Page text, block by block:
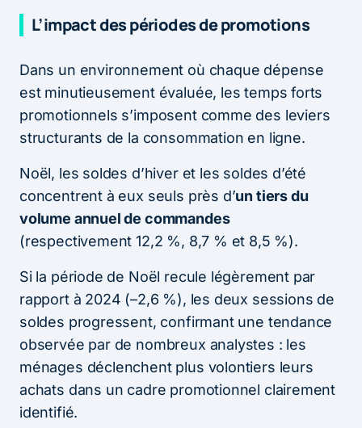
L’impact des périodes de promotions
Dans un environnement où chaque dépense
est minutieusement évaluée, les temps forts
promotionnels s’imposent comme des leviers
structurants de la consommation en ligne.
Noël, les soldes d’hiver et les soldes d’été
concentrent à eux seuls près d’un tiers du
volume annuel de commandes
(respectivement 12,2 %, 8,7 % et 8,5 %).
Si la période de Noël recule légèrement par
rapport à 2024 (–2,6 %), les deux sessions de
soldes progressent, confirmant une tendance
observée par de nombreux analystes : les
ménages déclenchent plus volontiers leurs
achats dans un cadre promotionnel clairement
identifié.